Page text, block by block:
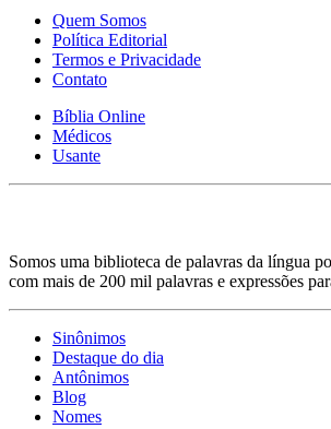
Quem Somos
Política Editorial
Termos e Privacidade
Contato
Bíblia Online
Médicos
Usante
Somos uma biblioteca de palavras da língua
com mais de 200 mil palavras e expressões
Sinônimos
Destaque do dia
Antônimos
Blog
Nomes